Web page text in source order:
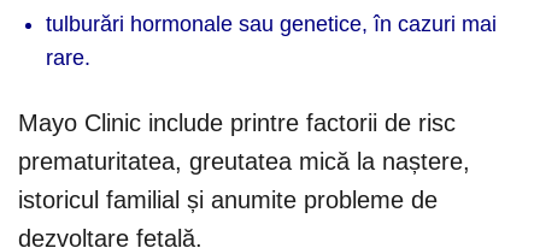
tulburări hormonale sau genetice, în cazuri mai
rare.
Mayo Clinic include printre factorii de risc
prematuritatea, greutatea mică la naștere,
istoricul familial și anumite probleme de
dezvoltare fetală.